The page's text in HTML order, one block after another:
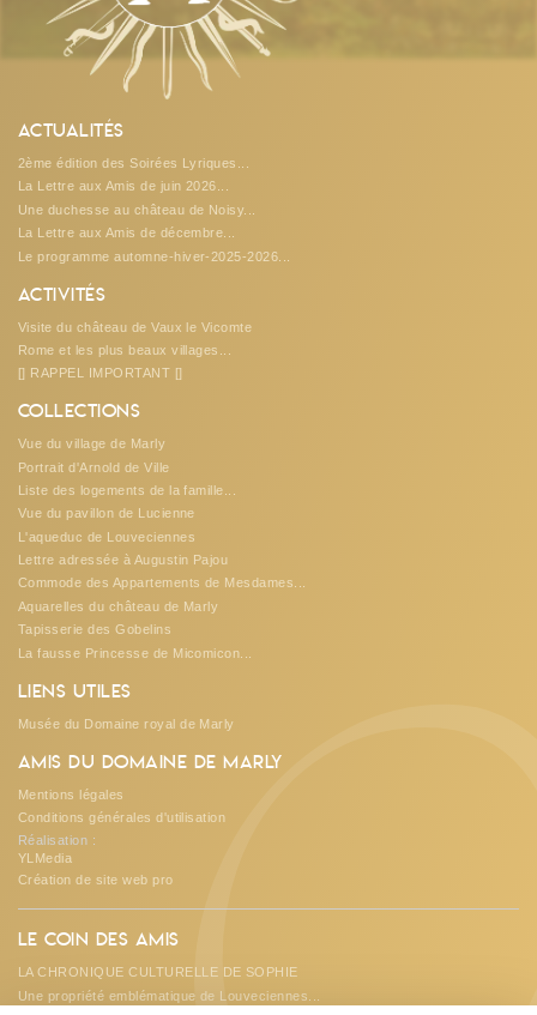
Actualités
2ème édition des Soirées Lyriques...
La Lettre aux Amis de juin 2026...
Une duchesse au château de Noisy...
La Lettre aux Amis de décembre...
Le programme automne-hiver-2025-2026...
Activités
Visite du château de Vaux le Vicomte
Rome et les plus beaux villages...
[] RAPPEL IMPORTANT []
Collections
Vue du village de Marly
Portrait d'Arnold de Ville
Liste des logements de la famille...
Vue du pavillon de Lucienne
L'aqueduc de Louveciennes
Lettre adressée à Augustin Pajou
Commode des Appartements de Mesdames...
Aquarelles du château de Marly
Tapisserie des Gobelins
La fausse Princesse de Micomicon...
Liens utiles
Musée du Domaine royal de Marly
Amis du Domaine de Marly
Mentions légales
Conditions générales d'utilisation
Réalisation :
YLMedia
Création de site web pro
Le coin des amis
LA CHRONIQUE CULTURELLE DE SOPHIE
Une propriété emblématique de Louveciennes...